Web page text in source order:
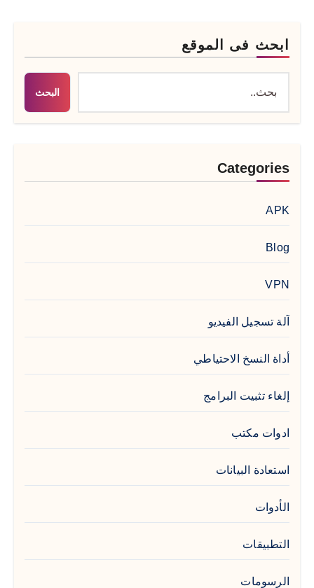
ابحث فى الموقع
البحث
Categories
APK
Blog
VPN
آلة تسجيل الفيديو
أداة النسخ الاحتياطي
إلغاء تثبيت البرامج
ادوات مكتب
استعادة البيانات
الأدوات
التطبيقات
الرسومات